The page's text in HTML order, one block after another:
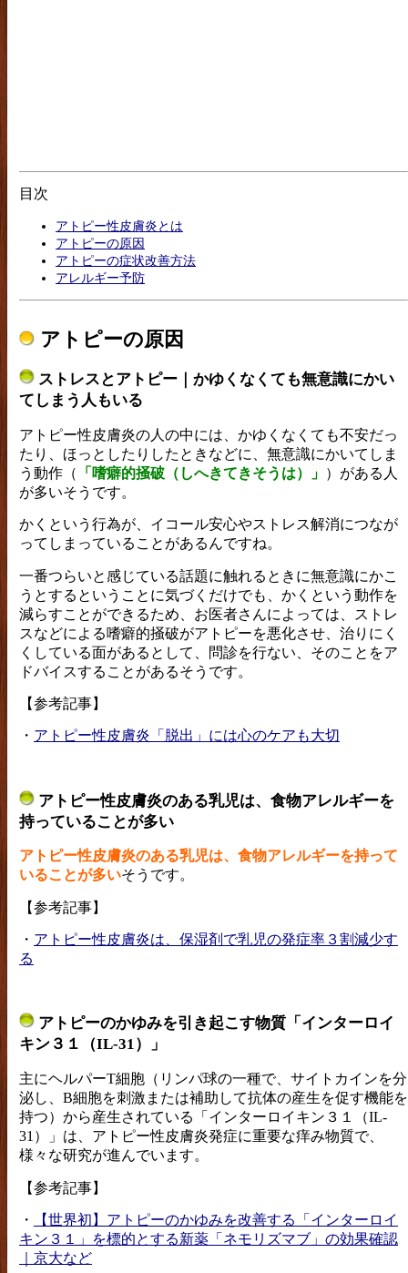
目次
アトピー性皮膚炎とは
アトピーの原因
アトピーの症状改善方法
アレルギー予防
アトピーの原因
ストレスとアトピー｜かゆくなくても無意識にかい
てしまう人もいる
アトピー性皮膚炎の人の中には、かゆくなくても不安だっ
たり、ほっとしたりしたときなどに、無意識にかいてしま
う動作（
「嗜癖的掻破（しへきてきそうは）」 ）がある人
が多いそうです。
かくという行為が、イコール安心やストレス解消につなが
ってしまっていることがあるんですね。
一番つらいと感じている話題に触れるときに無意識にかこ
うとするということに気づくだけでも、かくという動作を
減らすことができるため、お医者さんによっては、ストレ
スなどによる嗜癖的掻破がアトピーを悪化させ、治りにく
くしている面があるとして、問診を行ない、そのことをア
ドバイスすることがあるそうです。
【参考記事】
・ アトピー性皮膚炎「脱出」には心のケアも大切
アトピー性皮膚炎のある乳児は、食物アレルギーを
持っていることが多い
アトピー性皮膚炎のある乳児は、食物アレルギーを持って
いることが多いそうです。
【参考記事】
・ アトピー性皮膚炎は、保湿剤で乳児の発症率３割減少す
る
アトピーのかゆみを引き起こす物質「インターロイ
キン３１（IL-31）」
主にヘルパーT細胞（リンパ球の一種で、サイトカインを分
泌し、B細胞を刺激または補助して抗体の産生を促す機能を
持つ）から産生されている「インターロイキン３１（IL-
31）」は、アトピー性皮膚炎発症に重要な痒み物質で、
様々な研究が進んでいます。
【参考記事】
・
【世界初】アトピーのかゆみを改善する「インターロイ
キン３１」を標的とする新薬「ネモリズマブ」の効果確認
｜京大など